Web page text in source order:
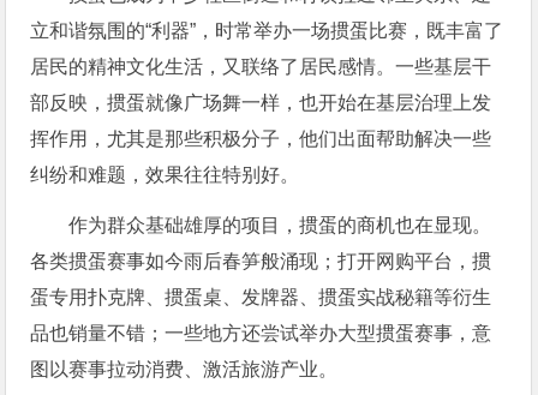
立和谐氛围的“利器”，时常举办一场掼蛋比赛，既丰富了
居民的精神文化生活，又联络了居民感情。一些基层干
部反映，掼蛋就像广场舞一样，也开始在基层治理上发
挥作用，尤其是那些积极分子，他们出面帮助解决一些
纠纷和难题，效果往往特别好。
作为群众基础雄厚的项目，掼蛋的商机也在显现。
各类掼蛋赛事如今雨后春笋般涌现；打开网购平台，掼
蛋专用扑克牌、掼蛋桌、发牌器、掼蛋实战秘籍等衍生
品也销量不错；一些地方还尝试举办大型掼蛋赛事，意
图以赛事拉动消费、激活旅游产业。